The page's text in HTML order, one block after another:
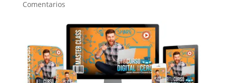
Comentarios